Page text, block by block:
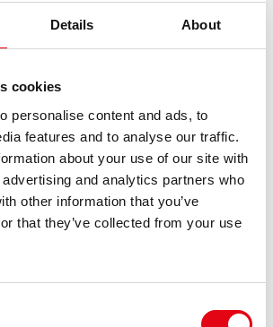
Details About
cookies
personalise content and ads, to
features and to analyse our traffic.
about your use of our site with
and analytics partners who
other information that you’ve
that they’ve collected from your use